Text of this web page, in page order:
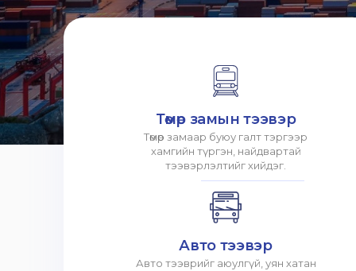
Төмөр замын тээвэр
Төмөр замаар буюу галт тэргээр
хамгийн түргэн, найдвартай
тээвэрлэлтийг хийдэг.
Авто тээвэр
Авто тээврийг аюулгүй, уян хатан